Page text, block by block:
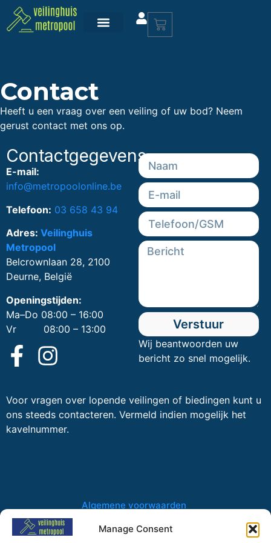
Manage Consent
Contact
Heeft u een vraag over een veiling of uw bod? Neem
gerust contact met ons op.
Contactgegevens
E-mail:
info@metropoolonline.be
Telefoon: 03 658 43 94
Adres: Veilinghuis
Metropool
Belcrownlaan 28, 2100
Deurne, België
Openingstijden:
Ma–Do 08:00 – 16:00
Vr 08:00 – 13:00
Verstuur
Wij beantwoorden uw
bericht zo snel mogelijk.
Voor vragen over lopende veilingen of biedingen kunt u
ons steeds contacteren. Vermeld indien mogelijk het
kavelnummer.
Algemene voorwaarden
Privacybeleid